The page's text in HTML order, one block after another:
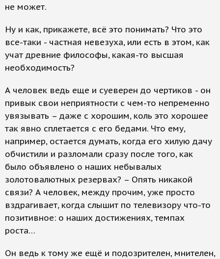
не может.
Ну и как, прикажете, всё это понимать? Что это
все-таки - частная невезуха, или есть в этом, как
учат древние философы, какая-то высшая
необходимость?
А человек ведь еще и суеверен до чертиков - он
привык свои неприятности с чем-то непременно
увязывать – даже с хорошим, коль это хорошее
так явно сплетается с его бедами. Что ему,
например, остается думать, когда его хилую дачу
обчистили и разломали сразу после того, как
было объявлено о наших небывалых
золотовалютных резервах? – Опять никакой
связи? А человек, между прочим, уже просто
вздрагивает, когда слышит по телевизору что-то
позитивное: о наших достижениях, темпах
роста…
Он ведь к тому же ещё и подозрителен, мнителен,